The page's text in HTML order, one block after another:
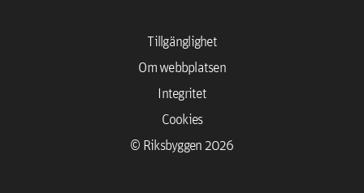
© Riksbyggen 2026
Cookies
Integritet
Om webbplatsen
Tillgänglighet